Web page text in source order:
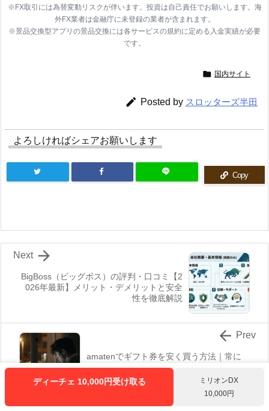
ディーチェ 10,000円受け取る
ミリオンDX
10,000円
※FX取引には為替変動リスクが伴います。投資は自己責任でお願いします。海
外FX業者は金融庁に未登録の業者が含まれます。
※景品交換型アプリの景品交換には各サービスの規約に定める入金実績が必要
です。
 国内サイト
 Posted by スロッターズ半田
よろしければシェアお願いします
Copy
BigBoss（ビッグボス）の評判・口コミ【2
026年最新】メリット・デメリットと安全
性を徹底解説

Next
amatenでギフト券を安く買う方法｜常に
5〜20%オフで節約するコツ【2026年】
 Prev
 